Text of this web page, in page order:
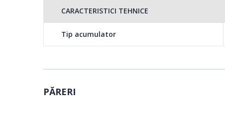
CARACTERISTICI TEHNICE
Tip acumulator
PĂRERI